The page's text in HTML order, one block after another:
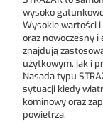
wysoko
Wysokie wartości
oraz nowoczesny
znajdują
użytkowym, jak i
Nasada typu
sytuacji kiedy
kominowy oraz
powietrza.